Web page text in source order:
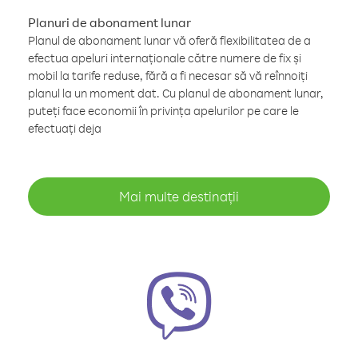
Planuri de abonament lunar
Planul de abonament lunar vă oferă flexibilitatea de a
efectua apeluri internaționale către numere de fix și
mobil la tarife reduse, fără a fi necesar să vă reînnoiți
planul la un moment dat. Cu planul de abonament lunar,
puteți face economii în privința apelurilor pe care le
efectuați deja
Mai multe destinații